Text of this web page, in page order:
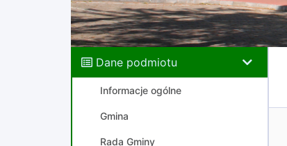
Dane podmiotu
Informacje ogólne
Gmina
Rada Gminy